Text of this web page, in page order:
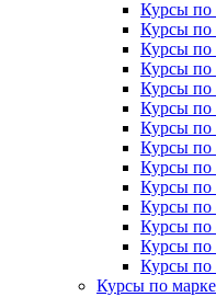
Курсы по
Курсы по
Курсы по
Курсы по
Курсы по
Курсы по
Курсы по
Курсы по
Курсы по
Курсы по
Курсы по
Курсы по
Курсы по
Курсы по
Курсы по